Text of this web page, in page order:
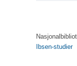
Ibsen-studier